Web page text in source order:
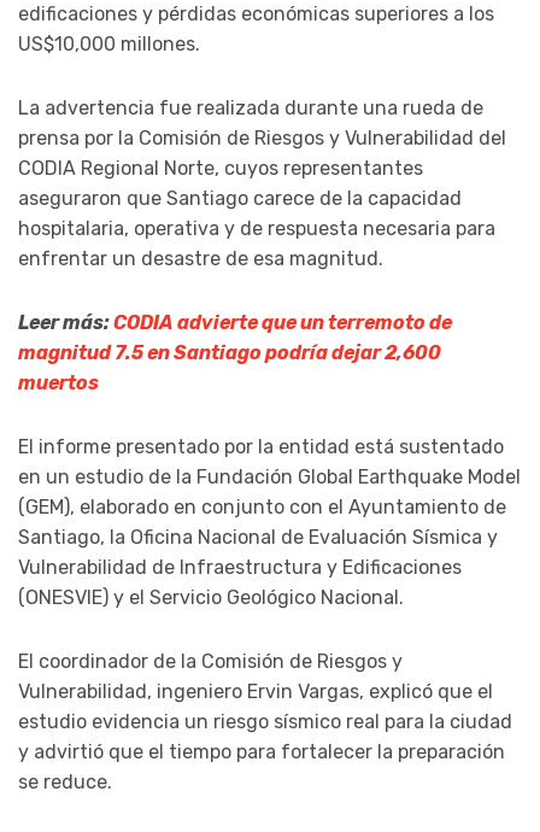
edificaciones y pérdidas económicas superiores a los
US$10,000 millones.
La advertencia fue realizada durante una rueda de
prensa por la Comisión de Riesgos y Vulnerabilidad del
CODIA Regional Norte, cuyos representantes
aseguraron que Santiago carece de la capacidad
hospitalaria, operativa y de respuesta necesaria para
enfrentar un desastre de esa magnitud.
Leer más:CODIA advierte que un terremoto de
magnitud 7.5 en Santiago podría dejar 2,600
muertos
El informe presentado por la entidad está sustentado
en un estudio de la Fundación Global Earthquake Model
(GEM), elaborado en conjunto con el Ayuntamiento de
Santiago, la Oficina Nacional de Evaluación Sísmica y
Vulnerabilidad de Infraestructura y Edificaciones
(ONESVIE) y el Servicio Geológico Nacional.
El coordinador de la Comisión de Riesgos y
Vulnerabilidad, ingeniero Ervin Vargas, explicó que el
estudio evidencia un riesgo sísmico real para la ciudad
y advirtió que el tiempo para fortalecer la preparación
se reduce.